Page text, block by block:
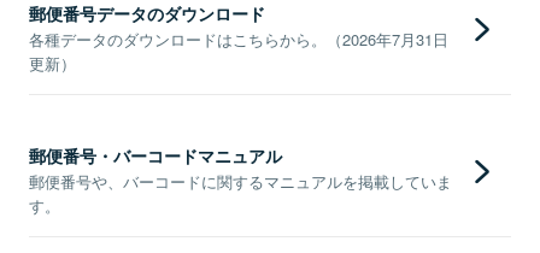
郵便番号データのダウンロード
各種データのダウンロードはこちらから。（2026年7月31日
更新）
郵便番号・バーコードマニュアル
郵便番号や、バーコードに関するマニュアルを掲載していま
す。